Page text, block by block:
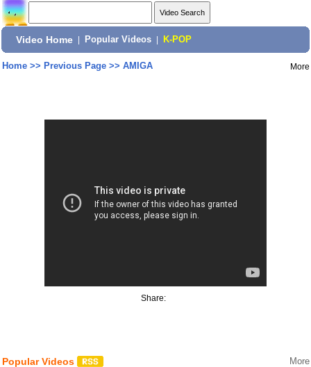
Video Home Popular Videos K-POP
Home>> Previous Page>> AMIGA More
Share:
Popular Videos More